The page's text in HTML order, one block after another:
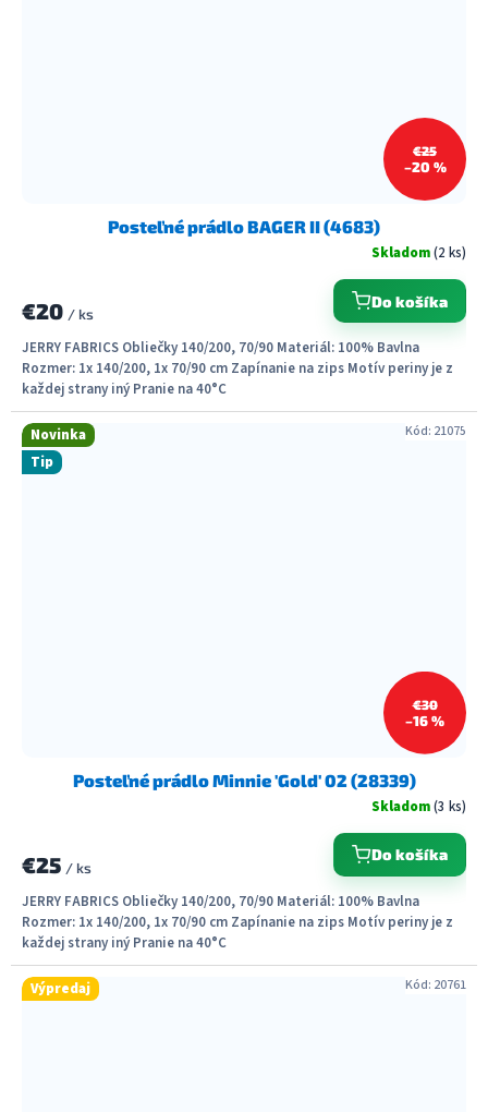
€25
–20 %
Posteľné prádlo BAGER II (4683)
Skladom(2 ks)
€20 / ks
Do košíka
JERRY FABRICS Obliečky 140/200, 70/90 Materiál: 100% Bavlna
Rozmer: 1x 140/200, 1x 70/90 cm Zapínanie na zips Motív periny je z
každej strany iný Pranie na 40°C
Novinka
Tip
€30
–16 %
Posteľné prádlo Minnie 'Gold' 02 (28339)
Skladom(3 ks)
€25 / ks
Do košíka
JERRY FABRICS Obliečky 140/200, 70/90 Materiál: 100% Bavlna
Rozmer: 1x 140/200, 1x 70/90 cm Zapínanie na zips Motív periny je z
každej strany iný Pranie na 40°C
Kód: 21075
Výpredaj Kód: 20761